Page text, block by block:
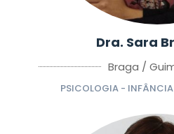
Dra. Sara
Braga /
PSICOLOGIA - INFÂNCIA